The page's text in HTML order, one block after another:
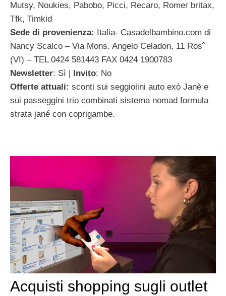
Mutsy, Noukies, Pabobo, Picci, Recaro, Romer britax,
Tfk, Timkid
Sede di provenienza: Italia- Casadelbambino.com di
Nancy Scalco – Via Mons. Angelo Celadon, 11 Rosˆ
(VI) – TEL 0424 581443 FAX 0424 1900783
Newsletter: Sì | Invito: No
Offerte attuali: sconti sui seggiolini auto exò Janè e
sui passeggini trio combinati sistema nomad formula
strata jané con coprigambe.
Acquisti shopping sugli outlet